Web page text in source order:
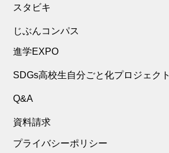
スタビキ
じぶんコンパス
進学EXPO
SDGs高校生自分ごと化プロジェクト
Q&A
資料請求
プライバシーポリシー